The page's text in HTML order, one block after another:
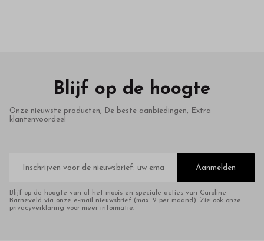
Blijf op de hoogte
Onze nieuwste producten, De beste aanbiedingen, Extra
klantenvoordeel
mailadres
Aanmelden
Blijf op de hoogte van al het moois en speciale acties van Caroline
Barneveld via onze e-mail nieuwsbrief (max. 2 per maand). Zie ook onze
privacyverklaring voor meer informatie.